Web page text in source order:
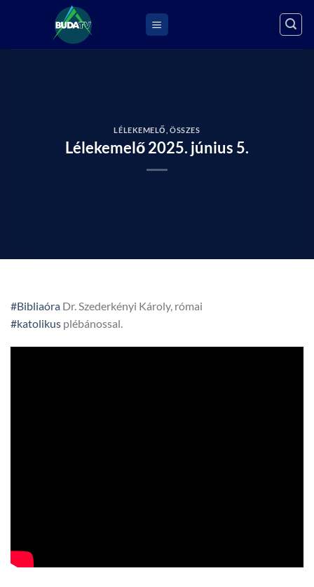
LÉLEKEMELŐ ,ÖSSZES
Lélekemelő 2025. június 5.
#Bibliaóra Dr. Szederkényi Károly, római
#katolikus plébánossal.